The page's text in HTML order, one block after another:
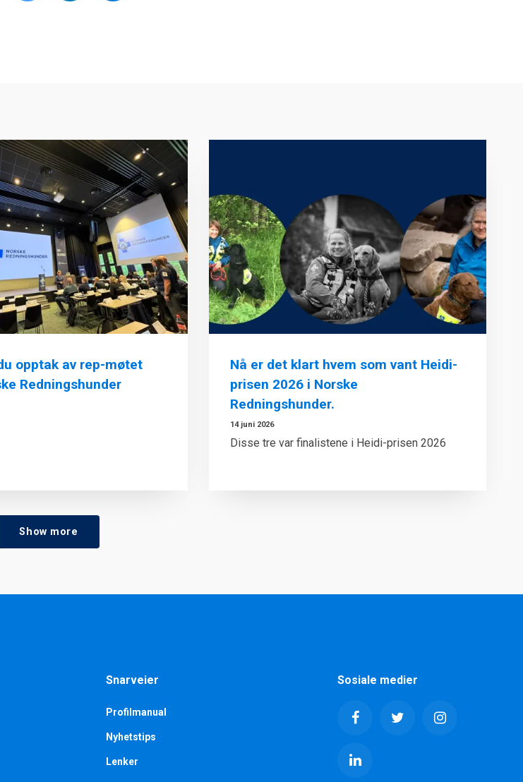
opptak av rep-møtet
Redningshunder
Nå er det klart hvem som vant Heidi-
prisen 2026 i Norske
Redningshunder.
14 juni 2026
Disse tre var finalistene i Heidi-prisen 2026
Show more
Snarveier
Profilmanual
Nyhetstips
Lenker
Sosiale medier